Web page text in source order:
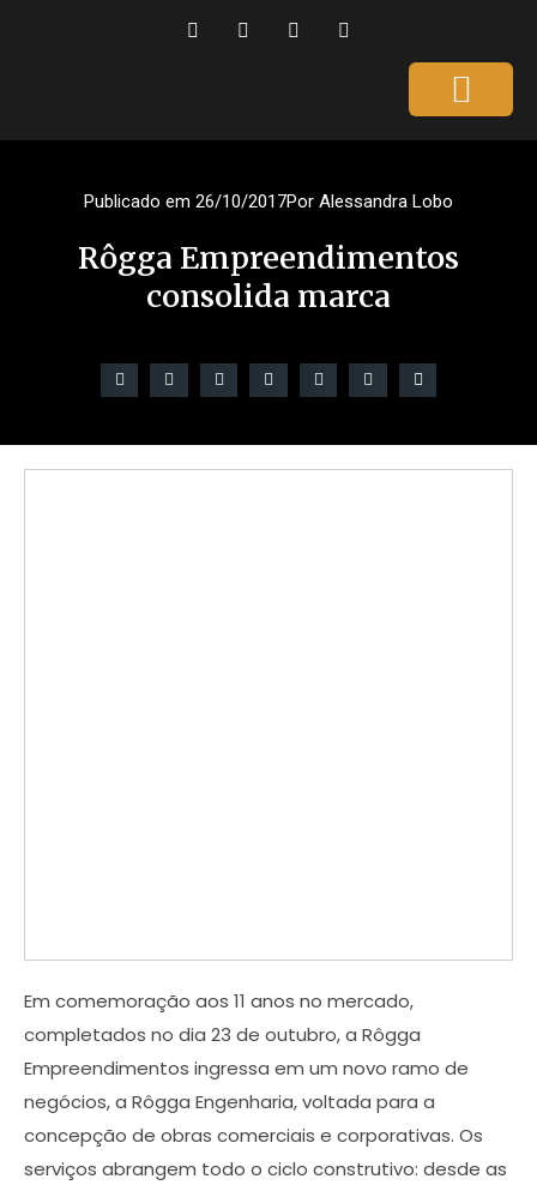
Publicado em 26/10/2017Por Alessandra Lobo
Rôgga Empreendimentos
consolida marca
Em comemoração aos 11 anos no mercado,
completados no dia 23 de outubro, a Rôgga
Empreendimentos ingressa em um novo ramo de
negócios, a Rôgga Engenharia, voltada para a
concepção de obras comerciais e corporativas. Os
serviços abrangem todo o ciclo construtivo: desde as